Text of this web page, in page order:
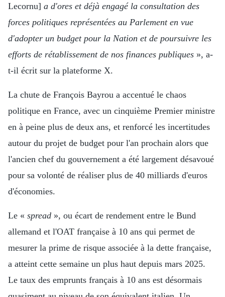
Lecornu] a d'ores et déjà engagé la consultation des
forces politiques représentées au Parlement en vue
d'adopter un budget pour la Nation et de poursuivre les
efforts de rétablissement de nos finances publiques », a-
t-il écrit sur la plateforme X.
La chute de François Bayrou a accentué le chaos
politique en France, avec un cinquième Premier ministre
en à peine plus de deux ans, et renforcé les incertitudes
autour du projet de budget pour l'an prochain alors que
l'ancien chef du gouvernement a été largement désavoué
pour sa volonté de réaliser plus de 40 milliards d'euros
d'économies.
Le « spread », ou écart de rendement entre le Bund
allemand et l'OAT française à 10 ans qui permet de
mesurer la prime de risque associée à la dette française,
a atteint cette semaine un plus haut depuis mars 2025.
Le taux des emprunts français à 10 ans est désormais